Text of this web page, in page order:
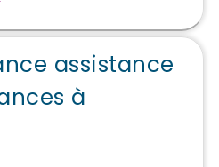
assistance
à